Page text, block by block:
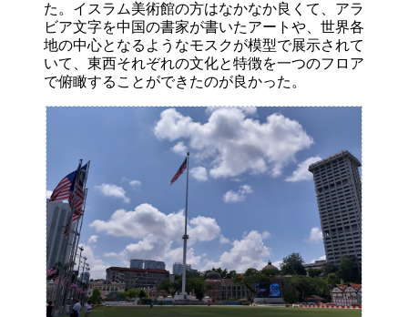
た。イスラム美術館の方はなかなか良くて、アラ
ビア文字を中国の書家が書いたアートや、世界各
地の中心となるようなモスクが模型で展示されて
いて、東西それぞれの文化と特徴を一つのフロア
で俯瞰することができたのが良かった。